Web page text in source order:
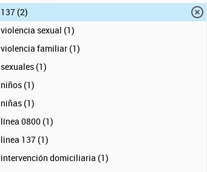
137 (2)
violencia sexual (1)
violencia familiar (1)
sexuales (1)
niños (1)
niñas (1)
línea 0800 (1)
linea 137 (1)
intervención domiciliaria (1)